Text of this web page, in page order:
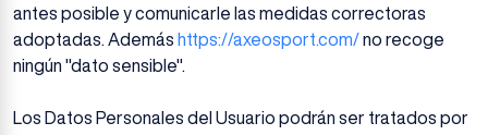
antes posible y comunicarle las medidas correctoras
adoptadas. Además https://axeosport.com/no recoge
ningún "dato sensible".
Los Datos Personales del Usuario podrán ser tratados por